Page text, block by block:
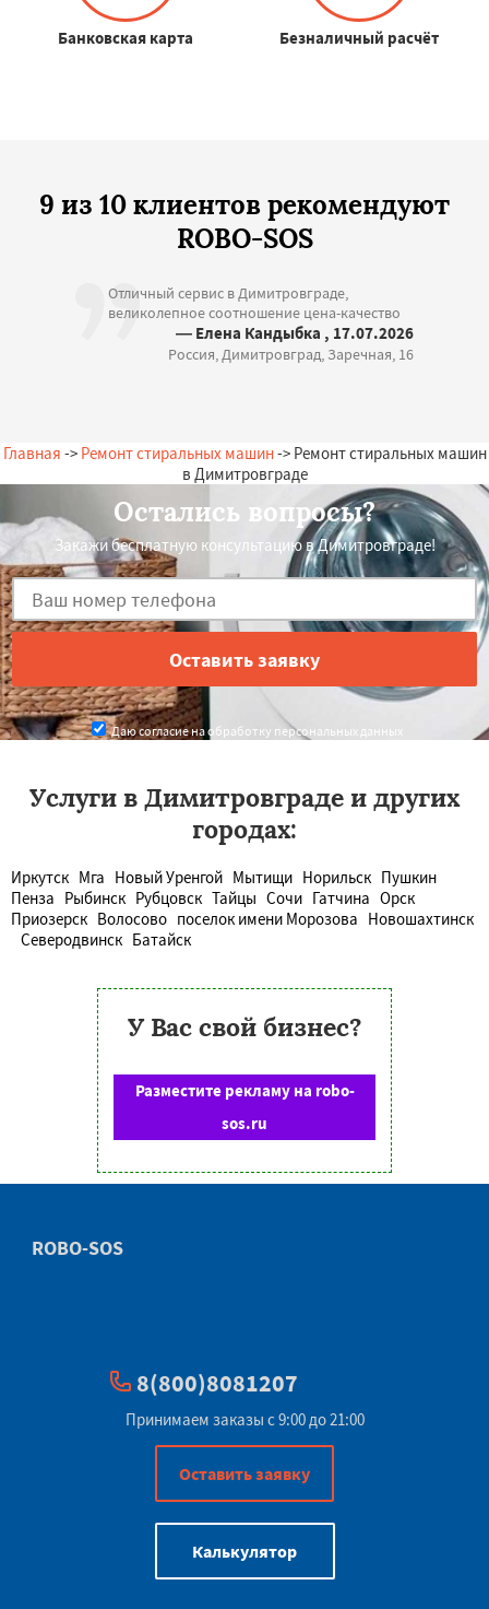
Банковская карта Безналичный расчёт
9 из 10 клиентов рекомендуют
ROBO-SOS
Отличный сервис в Димитровграде,
великолепное соотношение цена-качество
— Елена Кандыбка , 17.07.2026
Россия, Димитровград, Заречная, 16
Главная -> Ремонт стиральных машин-> Ремонт стиральных машин
в Димитровграде
Остались вопросы?
Закажи бесплатную консультацию в Димитровграде!
Даю согласие на обработку персональных данных
Услуги в Димитровграде и других
городах:
Иркутск Мга Новый Уренгой Мытищи Норильск Пушкин
Пенза Рыбинск Рубцовск Тайцы Сочи Гатчина Орск
Приозерск Волосово поселок имени Морозова Новошахтинск
Северодвинск Батайск
У Вас свой бизнес?
Разместите рекламу на robo-
sos.ru
ROBO-SOS
8(800)8081207
Принимаем заказы с 9:00 до 21:00
Оставить заявку
Калькулятор